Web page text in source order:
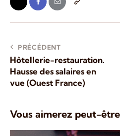
PRÉCÉDENT
Hôtellerie-restauration.
Hausse des salaires en
vue (Ouest France)
Vous aimerez peut-